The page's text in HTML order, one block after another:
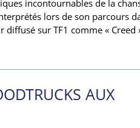
incontournables de la
lors de son parcours
sur TF1 comme « Creed
AUX